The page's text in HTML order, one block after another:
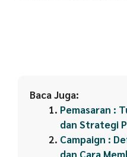
Baca Juga:
Pemasaran :
dan Strategi
Campaign :
dan Cara